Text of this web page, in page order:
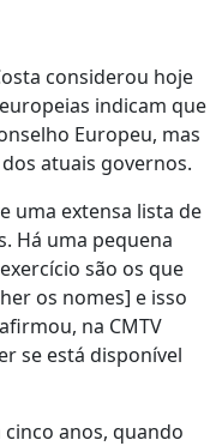
considerou hoje
indicam que
Europeu, mas
atuais governos.
uma extensa lista de
Há uma pequena
são os que
os nomes] e isso
na CMTV
se está disponível
anos, quando